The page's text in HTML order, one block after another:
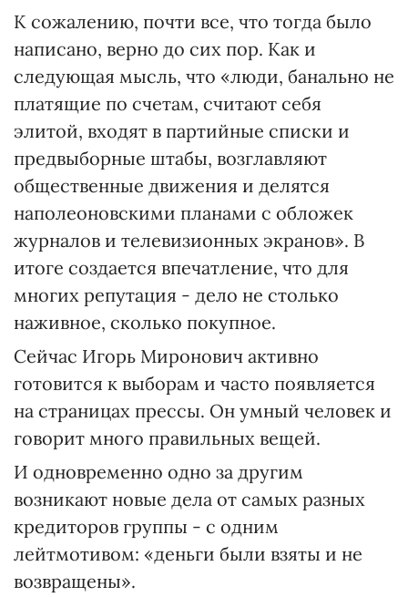
К сожалению, почти все, что тогда было
написано, верно до сих пор. Как и
следующая мысль, что «люди, банально не
платящие по счетам, считают себя
элитой, входят в партийные списки и
предвыборные штабы, возглавляют
общественные движения и делятся
наполеоновскими планами с обложек
журналов и телевизионных экранов». В
итоге создается впечатление, что для
многих репутация - дело не столько
наживное, сколько покупное.
Сейчас Игорь Миронович активно
готовится к выборам и часто появляется
на страницах прессы. Он умный человек и
говорит много правильных вещей.
И одновременно одно за другим
возникают новые дела от самых разных
кредиторов группы - с одним
лейтмотивом: «деньги были взяты и не
возвращены».